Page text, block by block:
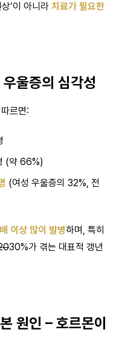
’이 아니라 치료가 필요한
울증의 심각성
르면:
(약 66%)
(여성 우울증의 32%, 전
이상 많이 발병하며, 특히
30%가 겪는 대표적 갱년
원인 – 호르몬이